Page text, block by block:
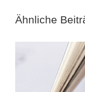
Ähnliche